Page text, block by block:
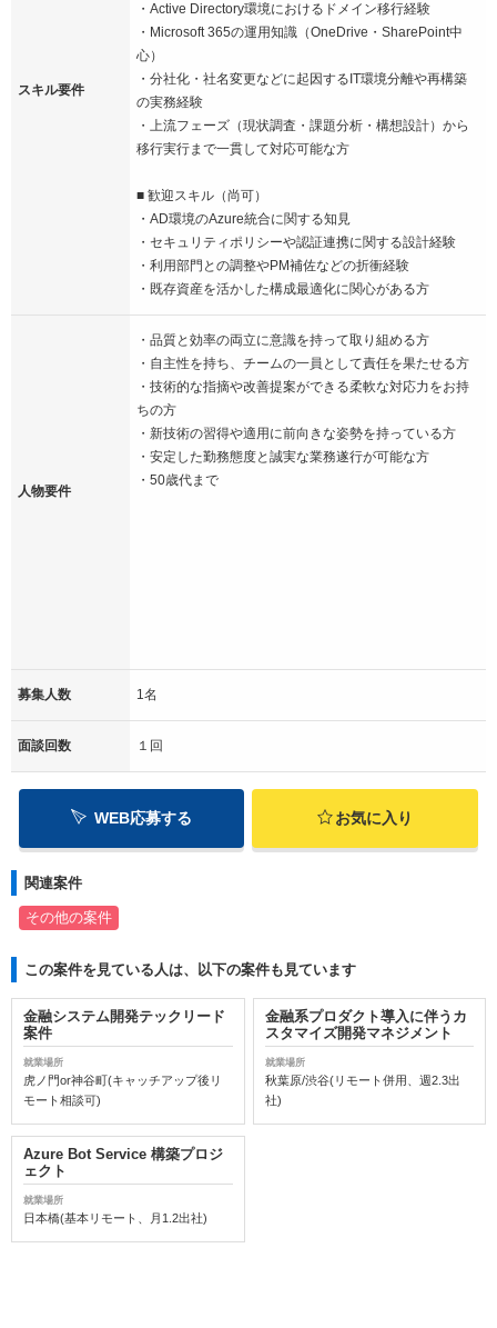
スキル要件
・Active Directory環境におけるドメイン移行経験
・Microsoft 365の運用知識（OneDrive・SharePoint中
心）
・分社化・社名変更などに起因するIT環境分離や再構築
の実務経験
・上流フェーズ（現状調査・課題分析・構想設計）から
移行実行まで一貫して対応可能な方
■ 歓迎スキル（尚可）
・AD環境のAzure統合に関する知見
・セキュリティポリシーや認証連携に関する設計経験
・利用部門との調整やPM補佐などの折衝経験
・既存資産を活かした構成最適化に関心がある方
人物要件
・品質と効率の両立に意識を持って取り組める方
・自主性を持ち、チームの一員として責任を果たせる方
・技術的な指摘や改善提案ができる柔軟な対応力をお持
ちの方
・新技術の習得や適用に前向きな姿勢を持っている方
・安定した勤務態度と誠実な業務遂行が可能な方
・50歳代まで
募集人数 1名
面談回数 １回
WEB応募する お気に入り
関連案件
その他の案件
この案件を見ている人は、以下の案件も見ています
金融システム開発テックリード
案件
就業場所
虎ノ門or神谷町(キャッチアップ後リ
モート相談可)
金融系プロダクト導入に伴うカ
スタマイズ開発マネジメント
就業場所
秋葉原/渋谷(リモート併用、週2.3出
社)
Azure Bot Service 構築プロジ
ェクト
就業場所
日本橋(基本リモート、月1.2出社)